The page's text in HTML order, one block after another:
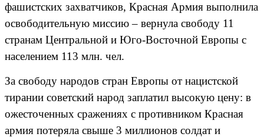
фашистских захватчиков, Красная Армия выполнила
освободительную миссию – вернула свободу 11
странам Центральной и Юго-Восточной Европы с
населением 113 млн. чел.
За свободу народов стран Европы от нацистской
тирании советский народ заплатил высокую цену: в
ожесточенных сражениях с противником Красная
армия потеряла свыше 3 миллионов солдат и